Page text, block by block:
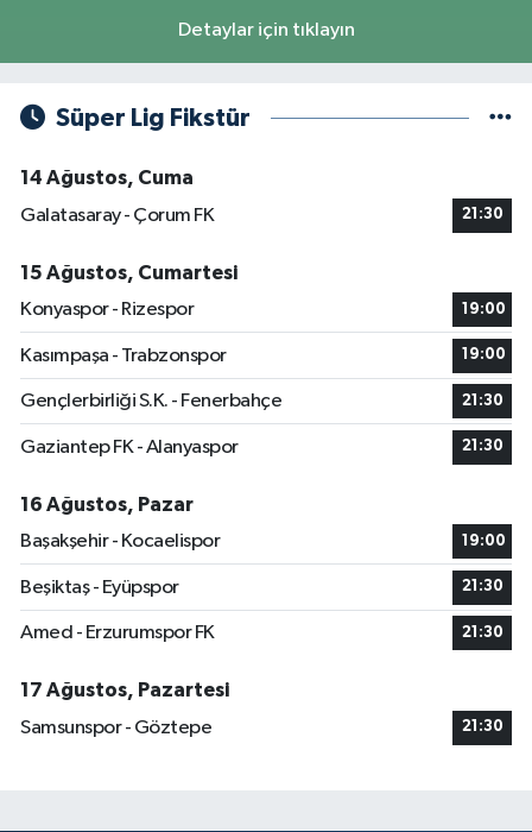
Detaylar için tıklayın
Süper Lig Fikstür
14 Ağustos, Cuma
Galatasaray - Çorum FK
21:30
15 Ağustos, Cumartesi
Konyaspor - Rizespor
19:00
Kasımpaşa - Trabzonspor 19:00
Gençlerbirliği S.K. - Fenerbahçe 21:30
Gaziantep FK - Alanyaspor 21:30
16 Ağustos, Pazar
Başakşehir - Kocaelispor
19:00
Beşiktaş - Eyüpspor 21:30
Amed - Erzurumspor FK 21:30
17 Ağustos, Pazartesi
Samsunspor - Göztepe
21:30